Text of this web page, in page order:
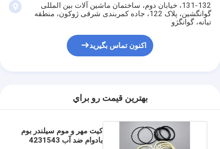
131-132، خیابان دوم، ساختمان ماشین آلات بین المللی
گوانگشین، پلاک 122، جاده کمربندی شرقی ژوکون، منطقه
تیانه، گوانگژو
اکنون تماس بگیرید
بهترين قيمت رو براي
کیت مهر و موم سیلندر بوم
بادوام ضد آب 4231543